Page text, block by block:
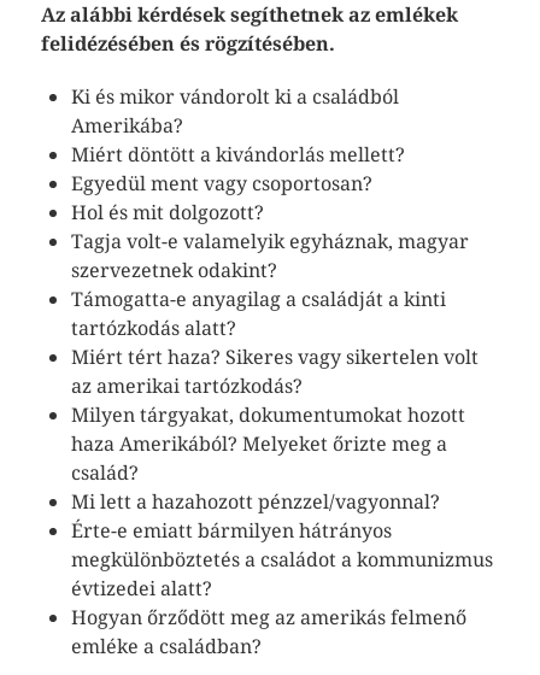
Az alábbi kérdések segíthetnek az emlékek
felidézésében és rögzítésében.
Ki és mikor vándorolt ki a családból
Amerikába?
Miért döntött a kivándorlás mellett?
Egyedül ment vagy csoportosan?
Hol és mit dolgozott?
Tagja volt-e valamelyik egyháznak, magyar
szervezetnek odakint?
Támogatta-e anyagilag a családját a kinti
tartózkodás alatt?
Miért tért haza? Sikeres vagy sikertelen volt
az amerikai tartózkodás?
Milyen tárgyakat, dokumentumokat hozott
haza Amerikából? Melyeket őrizte meg a
család?
Mi lett a hazahozott pénzzel/vagyonnal?
Érte-e emiatt bármilyen hátrányos
megkülönböztetés a családot a kommunizmus
évtizedei alatt?
Hogyan őrződött meg az amerikás felmenő
emléke a családban?